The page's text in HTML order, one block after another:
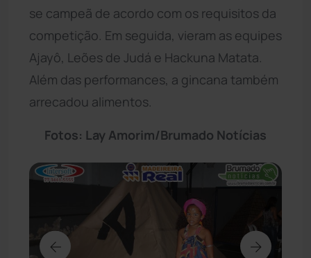
se campeã de acordo com os requisitos da
competição. Em seguida, vieram as equipes
Ajayô, Leões de Judá e Hackuna Matata.
Além das performances, a gincana também
arrecadou alimentos.
Fotos: Lay Amorim/Brumado Notícias